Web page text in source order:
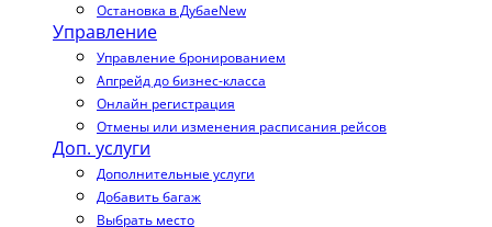
Остановка в ДубаеNew
Управление
Управление бронированием
Апгрейд до бизнес-класса
Онлайн регистрация
Отмены или изменения расписания рейсов
Доп. услуги
Дополнительные услуги
Добавить багаж
Выбрать место